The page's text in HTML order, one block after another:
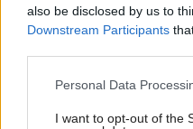
also be disclosed by us to
Downstream Participants
Please note that this
not limited to your visit or
Personal Data
I want to opt-out of the